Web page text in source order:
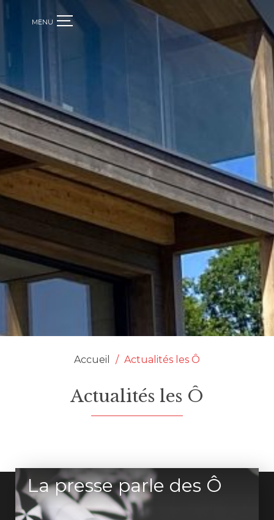
Accueil / Actualités les Ô
Actualités les Ô
La presse parle des Ô